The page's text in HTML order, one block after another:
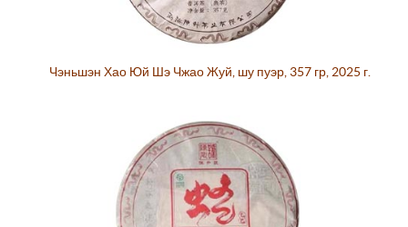
Чэньшэн Хао Юй Шэ Чжао Жуй, шу пуэр, 357 гр, 2025 г.